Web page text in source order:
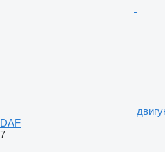
DAF
7